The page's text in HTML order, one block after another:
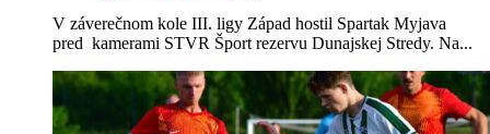
V záverečnom kole III. ligy Západ hostil Spartak Myjava
pred kamerami STVR Šport rezervu Dunajskej Stredy. Na...